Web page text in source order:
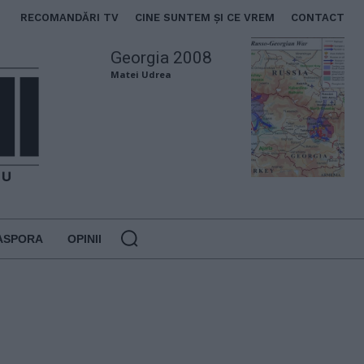
RECOMANDĂRI TV CINE SUNTEM ȘI CE VREM CONTACT
Georgia 2008
Matei Udrea
OPINII